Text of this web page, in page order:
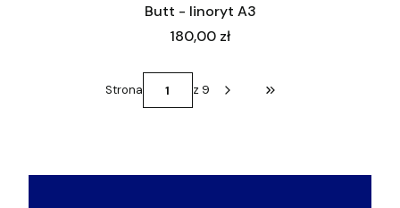
Butt - linoryt A3
Cena
180,00 zł
Strona z 9 Przejdź do ostatniej